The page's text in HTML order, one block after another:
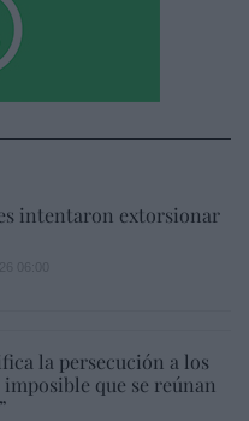
intentaron extorsionar
la persecución a los
que se reúnan